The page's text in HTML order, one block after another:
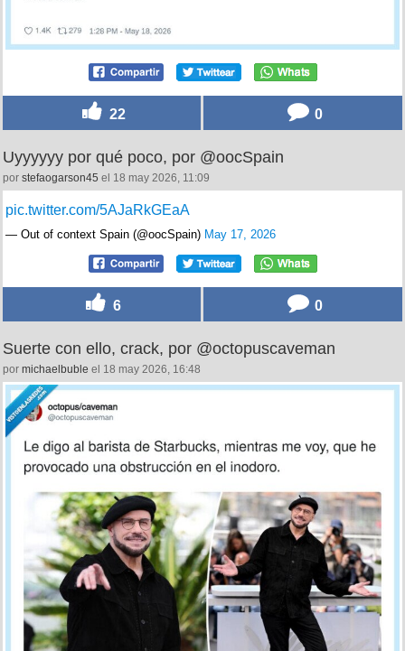
22 0
Uyyyyyy por qué poco, por @oocSpain
por stefaogarson45 el 18 may 2026, 11:09
pic.twitter.com/5AJaRkGEaA
— Out of context Spain (@oocSpain) May 17, 2026
6 0
Suerte con ello, crack, por @octopuscaveman
por michaelbuble el 18 may 2026, 16:48